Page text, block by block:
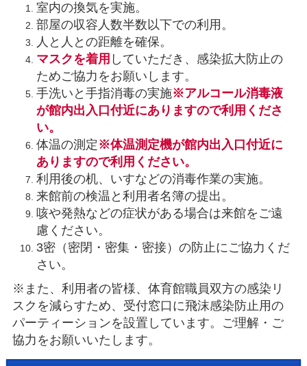
室内の換気を実施。
部屋の収容人数半数以下での利用。
人と人との距離を確保。
マスクを着用 していただき、感染拡大防止の
ためご協力をお願いします。
手洗いと手指消毒の実施※アルコール消毒液
が館内出入口付近にありますので利用くださ
い。
体温の測定 ※体温測定機が館内出入口付近に
ありますので利用ください。
利用後の机、いすなどの消毒作業の実施。
来館前の検温と利用者名簿の提出。
咳や発熱などの症状がある場合は来館をご遠
慮ください。
3密（密閉・密集・密接）の防止にご協力くだ
さい。
※また、利用者の皆様、体育館職員双方の感染リ
スクを減らすため、受付窓口に飛沫感染防止用の
パーティーションを設置しています。ご理解・ご
協力をお願いいたします。